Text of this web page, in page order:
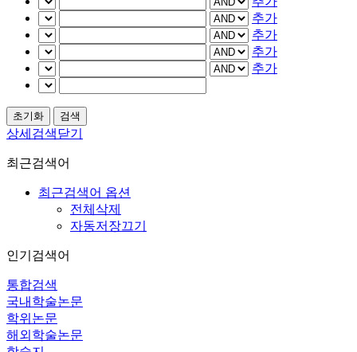
추가
추가
추가
추가
상세검색닫기
최근검색어
최근검색어 옵션
전체삭제
자동저장끄기
인기검색어
통합검색
국내학술논문
학위논문
해외학술논문